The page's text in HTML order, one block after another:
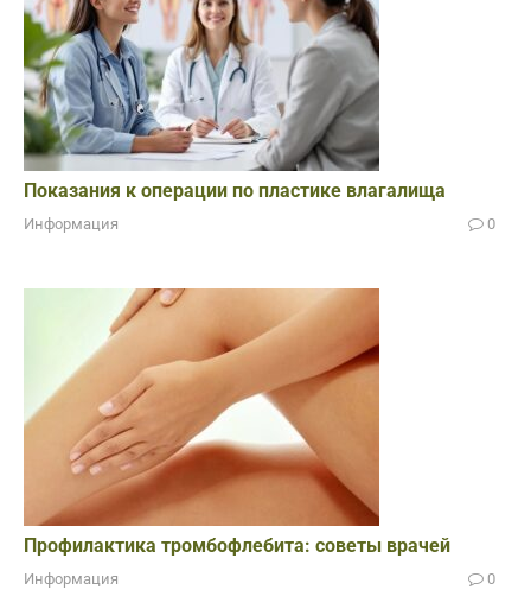
Показания к операции по пластике влагалища
Информация 0
Профилактика тромбофлебита: советы врачей
Информация 0